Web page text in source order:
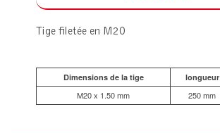
Tige filetée en M20
Dimensions de la tige longueur
M20 x 1.50 mm 250 mm